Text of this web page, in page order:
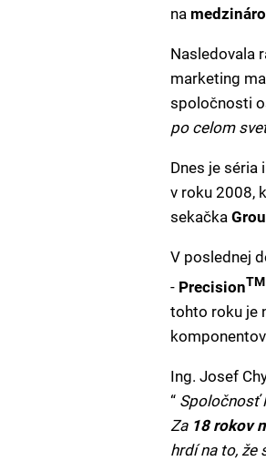
na
Nasledovala
marketing
spoločnosti
po celom
Dnes je séria
v roku 2008,
sekačka
V poslednej
- PrecisionTM
tohto roku je
Ing. Josef
“ Spoločnosť
Za 18 rokov
hrdí na to,